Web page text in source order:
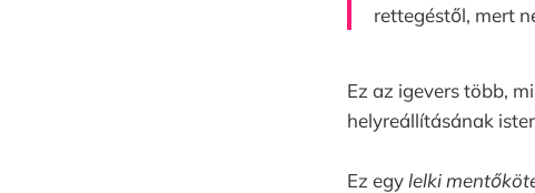
rettegéstől, mert
Ez az igevers több,
helyreállításának
Ez egy lelki